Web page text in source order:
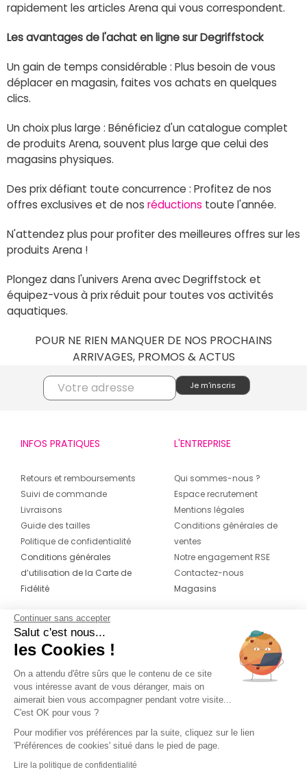
rapidement les articles Arena qui vous correspondent.
Les avantages de l'achat en ligne sur Degriffstock
Un gain de temps considérable : Plus besoin de vous
déplacer en magasin, faites vos achats en quelques
clics.
Un choix plus large : Bénéficiez d'un catalogue complet
de produits Arena, souvent plus large que celui des
magasins physiques.
Des prix défiant toute concurrence : Profitez de nos
offres exclusives et de nos réductions toute l'année.
N'attendez plus pour profiter des meilleures offres sur les
produits Arena !
Plongez dans l'univers Arena avec Degriffstock et
équipez-vous à prix réduit pour toutes vos activités
aquatiques.
POUR NE RIEN MANQUER DE NOS PROCHAINS
ARRIVAGES, PROMOS & ACTUS
INFOS PRATIQUES
Retours et remboursements
Suivi de commande
Livraisons
Guide des tailles
Politique de confidentialité
Conditions générales
d’utilisation de la Carte de
Fidélité
L'ENTREPRISE
Qui sommes-nous ?
Espace recrutement
Mentions légales
Conditions générales de
ventes
Notre engagement RSE
Contactez-nous
Magasins
CONTACT
04 42 20 78 42
Du lundi au jeudi de 8h30 à 16h30 & le
vendredi de 8h30 à 15h30
Continuer sans accepter
Salut c'est nous...
les Cookies !
On a attendu d'être sûrs que le contenu de ce site
vous intéresse avant de vous déranger, mais on
aimerait bien vous accompagner pendant votre visite...
C'est OK pour vous ?
Pour modifier vos préférences par la suite, cliquez sur le lien
'Préférences de cookies' situé dans le pied de page.
Lire la politique de confidentialité